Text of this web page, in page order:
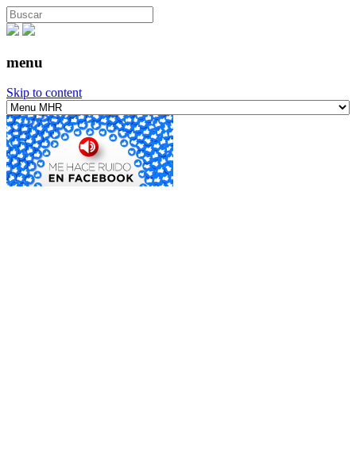
menu
Skip to content